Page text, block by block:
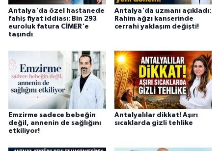
Antalya'da özel hastanede
fahiş fiyat iddiası: Bin 293
euroluk fatura CİMER'e
taşındı
Antalya'da uzmanı açıkladı:
Rahim ağzı kanserinde
cerrahi yaklaşım değişti!
Emzirme sadece bebeğin
değil, annenin de sağlığını
etkiliyor!
Antalyalılar dikkat! Aşırı
sıcaklarda gizli tehlike